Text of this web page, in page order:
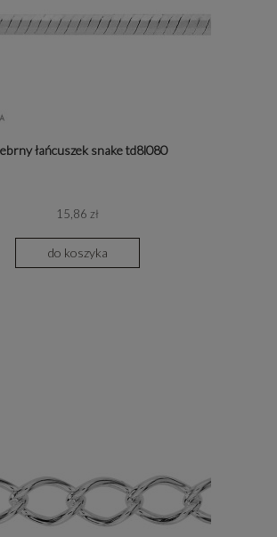
łańcuszek snake td8l080
15,86 zł
do koszyka